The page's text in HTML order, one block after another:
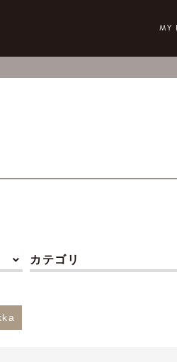
カテゴリ